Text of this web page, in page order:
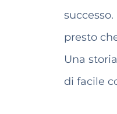
presto
Una
di facile